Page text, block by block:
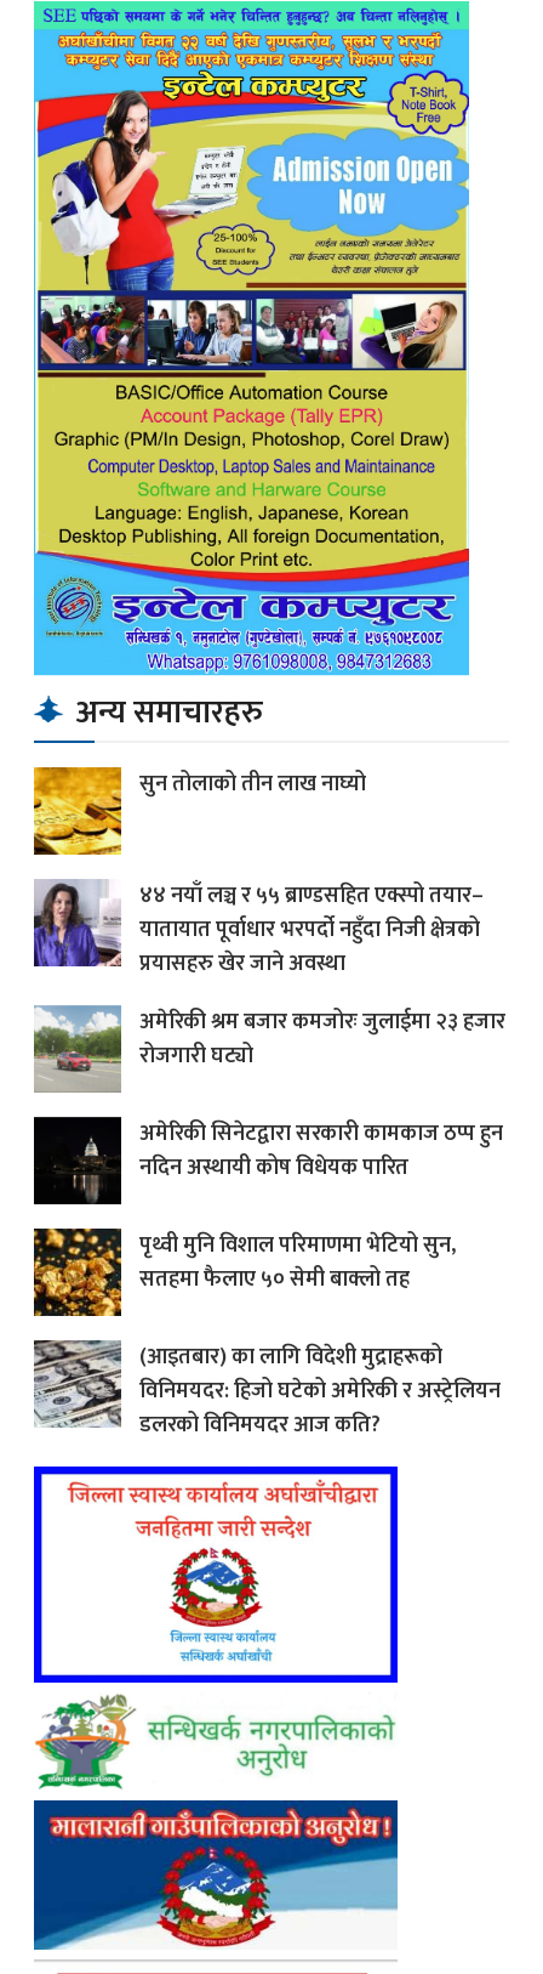
अन्य समाचारहरु
सुन तोलाको तीन लाख नाघ्यो
४४ नयाँ लञ्च र ५५ ब्राण्डसहित एक्स्पो तयार–
यातायात पूर्वाधार भरपर्दो नहुँदा निजी क्षेत्रको
प्रयासहरु खेर जाने अवस्था
अमेरिकी श्रम बजार कमजोरः जुलाईमा २३ हजार
रोजगारी घट्यो
अमेरिकी सिनेटद्वारा सरकारी कामकाज ठप्प हुन
नदिन अस्थायी कोष विधेयक पारित
पृथ्वी मुनि विशाल परिमाणमा भेटियो सुन,
सतहमा फैलाए ५० सेमी बाक्लो तह
(आइतबार) का लागि विदेशी मुद्राहरूको
विनिमयदर: हिजो घटेको अमेरिकी र अस्ट्रेलियन
डलरको विनिमयदर आज कति?